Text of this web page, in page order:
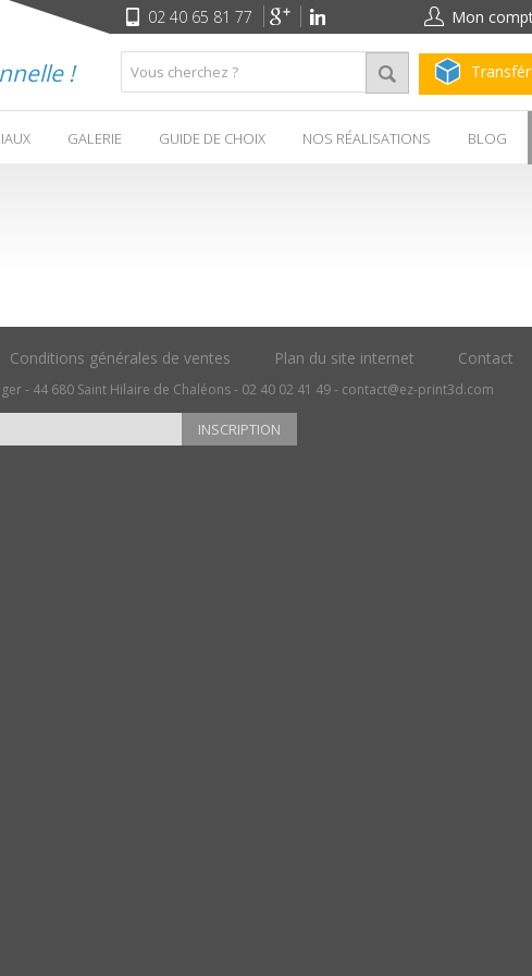
02 40 65 81 77 Mon
!
GALERIE GUIDE DE CHOIX NOS RÉALISATIONS BLOG
Conditions générales de ventes Plan du site internet Contact
- 44 680 Saint Hilaire de Chaléons - 02 40 02 41 49 - contact@ez-print3d.com
INSCRIPTION